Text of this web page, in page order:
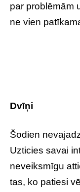
par problēmām
ne vien
Dvīņi
Šodien
Uzticies savai
neveiksmīgu
tas, ko patiesi